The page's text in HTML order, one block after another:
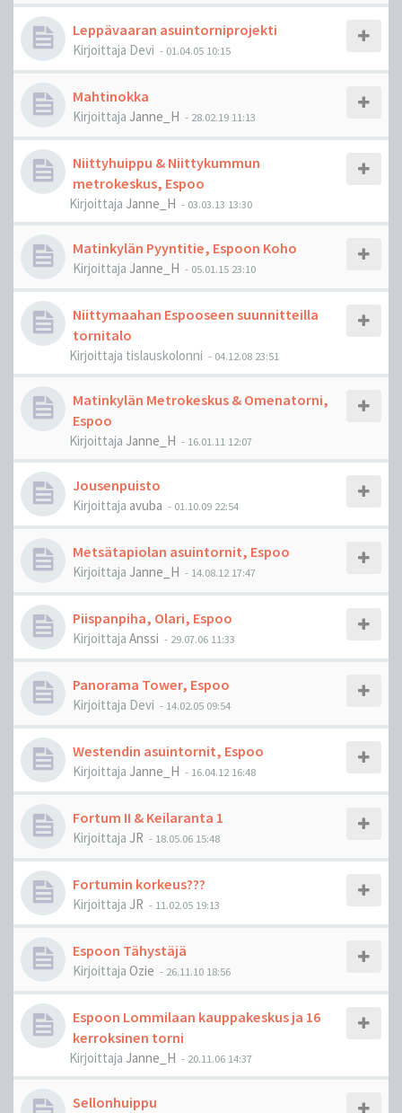
Leppävaaran asuintorniprojekti
Kirjoittaja Devi - 01.04.05 10:15
Mahtinokka
Kirjoittaja Janne_H - 28.02.19 11:13
Niittyhuippu & Niittykummun
metrokeskus, Espoo
Kirjoittaja Janne_H - 03.03.13 13:30
Matinkylän Pyyntitie, Espoon Koho
Kirjoittaja Janne_H - 05.01.15 23:10
Niittymaahan Espooseen suunnitteilla
tornitalo
Kirjoittaja tislauskolonni - 04.12.08 23:51
Matinkylän Metrokeskus & Omenatorni,
Espoo
Kirjoittaja Janne_H - 16.01.11 12:07
Jousenpuisto
Kirjoittaja avuba - 01.10.09 22:54
Metsätapiolan asuintornit, Espoo
Kirjoittaja Janne_H - 14.08.12 17:47
Piispanpiha, Olari, Espoo
Kirjoittaja Anssi - 29.07.06 11:33
Panorama Tower, Espoo
Kirjoittaja Devi - 14.02.05 09:54
Westendin asuintornit, Espoo
Kirjoittaja Janne_H - 16.04.12 16:48
Fortum II & Keilaranta 1
Kirjoittaja JR - 18.05.06 15:48
Fortumin korkeus???
Kirjoittaja JR - 11.02.05 19:13
Espoon Tähystäjä
Kirjoittaja Ozie - 26.11.10 18:56
Espoon Lommilaan kauppakeskus ja 16
kerroksinen torni
Kirjoittaja Janne_H - 20.11.06 14:37
Sellonhuippu